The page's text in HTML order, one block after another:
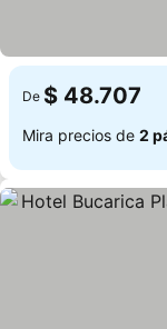
De $ 48.707
Mira precios de 2